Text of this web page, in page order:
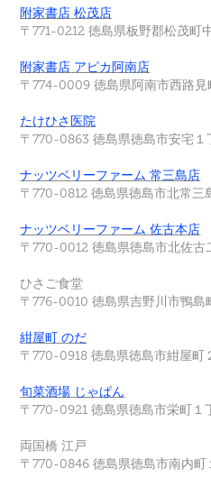
附家書店 松茂店
〒771-0212 徳島県板野郡松茂町
附家書店 アピカ阿南店
〒774-0009 徳島県阿南市西路見
たけひさ医院
〒770-0863 徳島県徳島市安宅１
ナッツベリーファーム 常三島店
〒770-0812 徳島県徳島市北常三
ナッツベリーファーム 佐古本店
〒770-0012 徳島県徳島市北佐古
ひさご食堂
〒776-0010 徳島県吉野川市鴨島
紺屋町 のだ
〒770-0918 徳島県徳島市紺屋町
旬菜酒場 じゃぱん
〒770-0921 徳島県徳島市栄町１
両国橋 江戸
〒770-0846 徳島県徳島市南内町